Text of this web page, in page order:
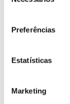
Preferências
Estatísticas
Marketing
Nova